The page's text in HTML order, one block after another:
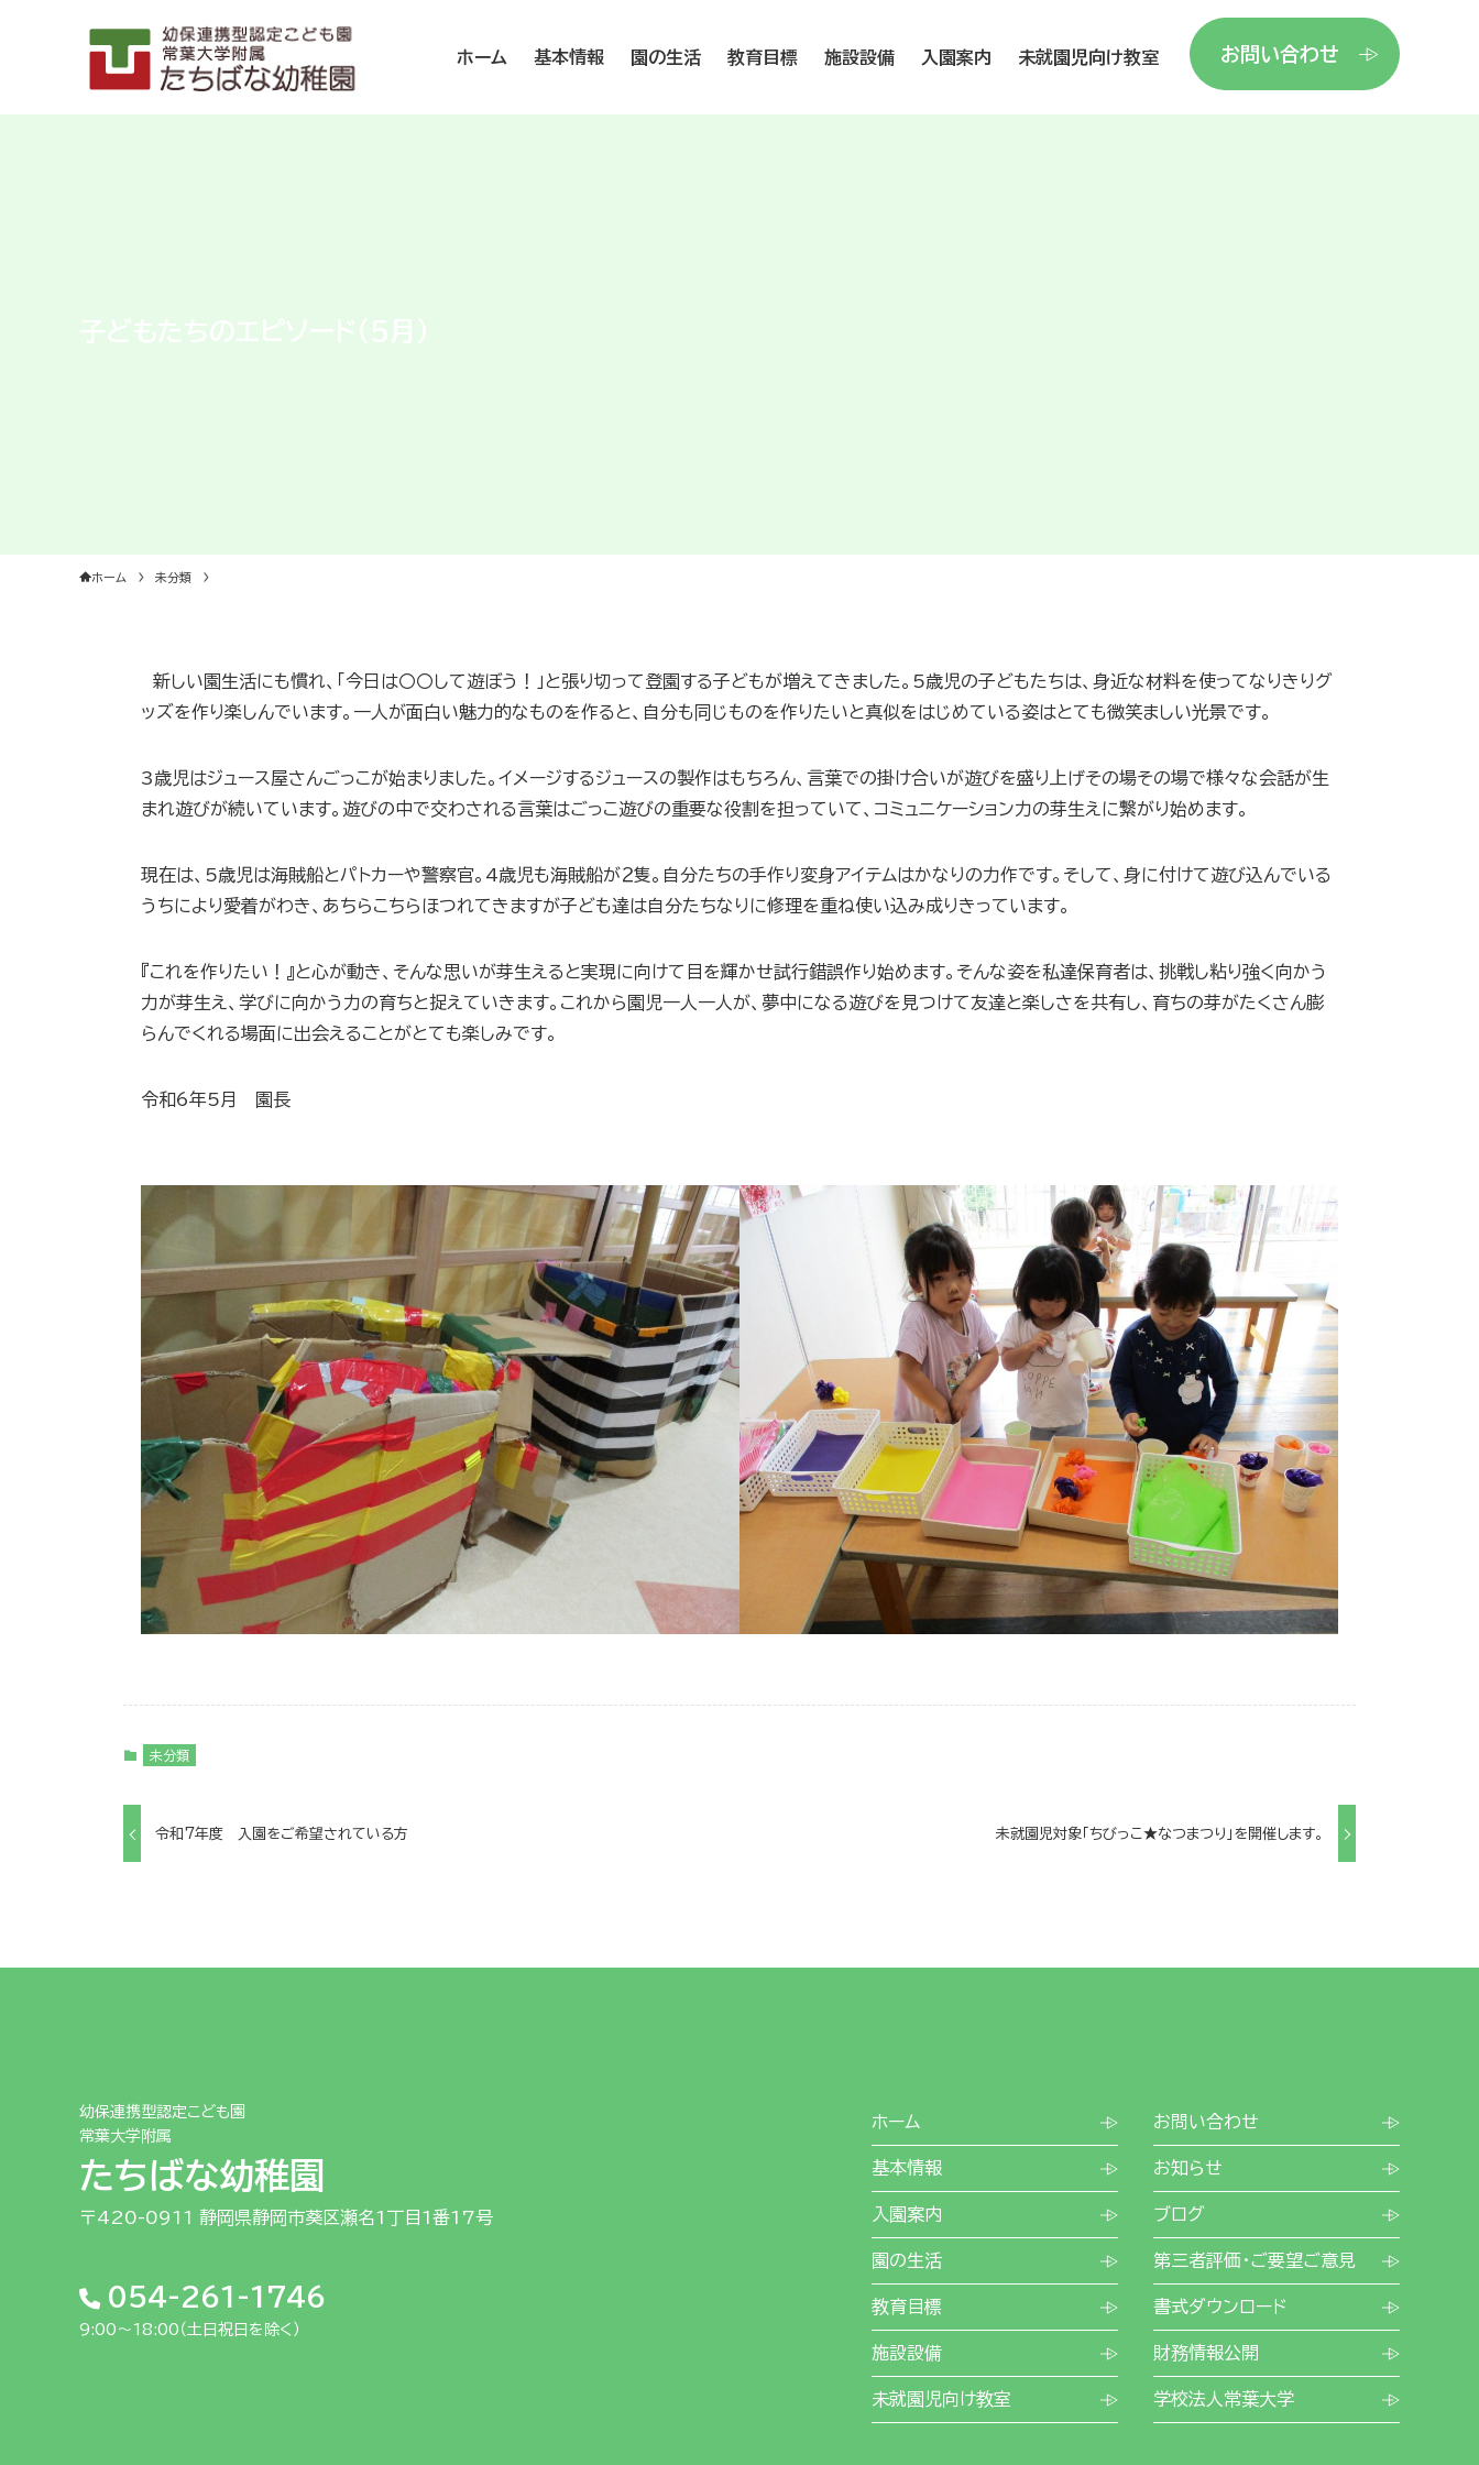
ホーム 基本情報 園の生活 教育目標 施設設備 入園案内 未就園児向け教室 お問い合わせ
ホーム 未分類
新しい園生活にも慣れ、「今日は〇〇して遊ぼう！」と張り切って登園する子どもが増えてきました。5歳児の子どもたちは、身近な材料を使ってなりきりグ
ッズを作り楽しんでいます。一人が面白い魅力的なものを作ると、自分も同じものを作りたいと真似をはじめている姿はとても微笑ましい光景です。
3歳児はジュース屋さんごっこが始まりました。イメージするジュースの製作はもちろん、言葉での掛け合いが遊びを盛り上げその場その場で様々な会話が生
まれ遊びが続いています。遊びの中で交わされる言葉はごっこ遊びの重要な役割を担っていて、コミュニケーション力の芽生えに繋がり始めます。
現在は、5歳児は海賊船とパトカーや警察官。4歳児も海賊船が２隻。自分たちの手作り変身アイテムはかなりの力作です。そして、身に付けて遊び込んでいる
うちにより愛着がわき、あちらこちらほつれてきますが子ども達は自分たちなりに修理を重ね使い込み成りきっています。
『これを作りたい！』と心が動き、そんな思いが芽生えると実現に向けて目を輝かせ試行錯誤作り始めます。そんな姿を私達保育者は、挑戦し粘り強く向かう
力が芽生え、学びに向かう力の育ちと捉えていきます。これから園児一人一人が、夢中になる遊びを見つけて友達と楽しさを共有し、育ちの芽がたくさん膨
らんでくれる場面に出会えることがとても楽しみです。
令和6年5月 園長
未分類
令和7年度 入園をご希望されている方 未就園児対象「ちびっこ★なつまつり」を開催します。
幼保連携型認定こども園
常葉大学附属
たちばな幼稚園
〒420-0911 静岡県静岡市葵区瀬名1丁目1番17号
054-261-1746
9:00～18:00（土日祝日を除く）
ホーム
基本情報
入園案内
園の生活
教育目標
施設設備
未就園児向け教室
お問い合わせ
お知らせ
ブログ
第三者評価・ご要望ご意見
書式ダウンロード
財務情報公開
学校法人常葉大学